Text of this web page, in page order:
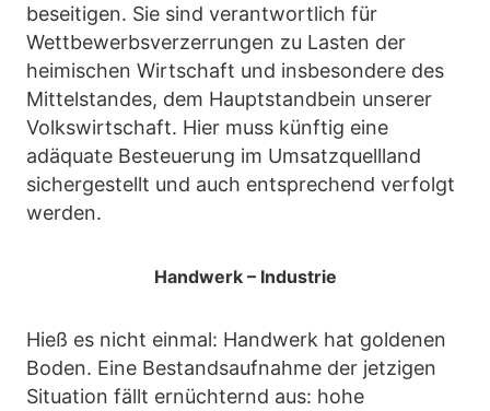
beseitigen. Sie sind verantwortlich für
Wettbewerbsverzerrungen zu Lasten der
heimischen Wirtschaft und insbesondere des
Mittelstandes, dem Hauptstandbein unserer
Volkswirtschaft. Hier muss künftig eine
adäquate Besteuerung im Umsatzquellland
sichergestellt und auch entsprechend verfolgt
werden.
Handwerk – Industrie
Hieß es nicht einmal: Handwerk hat goldenen
Boden. Eine Bestandsaufnahme der jetzigen
Situation fällt ernüchternd aus: hohe